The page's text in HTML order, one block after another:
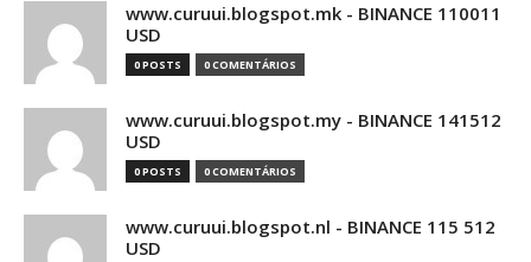
www.curuui.blogspot.mk - BINANCE 110011
USD
0 POSTS 0 COMENTÁRIOS
www.curuui.blogspot.my - BINANCE 141512
USD
0 POSTS 0 COMENTÁRIOS
www.curuui.blogspot.nl - BINANCE 115 512
USD